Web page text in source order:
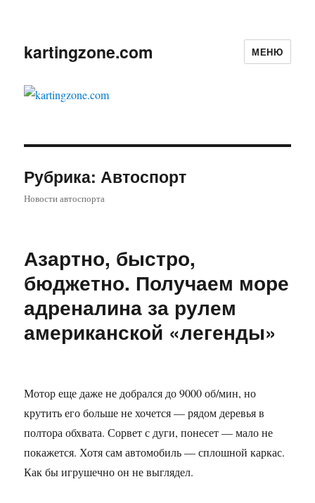
kartingzone.com МЕНЮ
Рубрика:Автоспорт
Новости автоспорта
Азартно, быстро,
бюджетно. Получаем море
адреналина за рулем
американской «легенды»
Мотор еще даже не добрался до 9000 об/мин, но
крутить его больше не хочется — рядом деревья в
полтора обхвата. Сорвет с дуги, понесет — мало не
покажется. Хотя сам автомобиль — сплошной каркас.
Как бы игрушечно он не выглядел.